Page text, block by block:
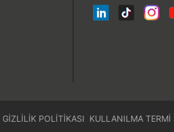
GIZLILIK POLITIKASI KULLANILMA TERMI